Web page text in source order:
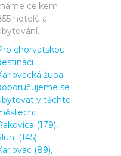
celkem
hotelů a
chorvatskou
župa
se
v těchto
(179),
(145),
(89),